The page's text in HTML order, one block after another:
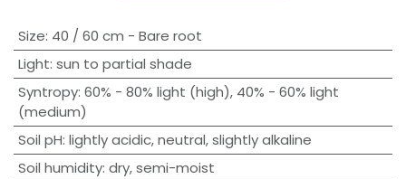
Size: 40 / 60 cm - Bare root
Light: sun to partial shade
Syntropy: 60% - 80% light (high), 40% - 60% light
(medium)
Soil pH: lightly acidic,neutral,slightly alkaline
Soil humidity: dry,semi-moist